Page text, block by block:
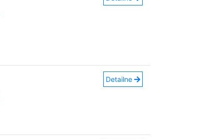
Detailne